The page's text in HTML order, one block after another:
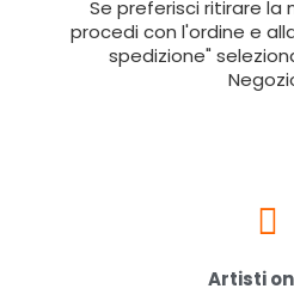
Se preferisci ritirare la
procedi con l'ordine e
spedizione"
Artisti